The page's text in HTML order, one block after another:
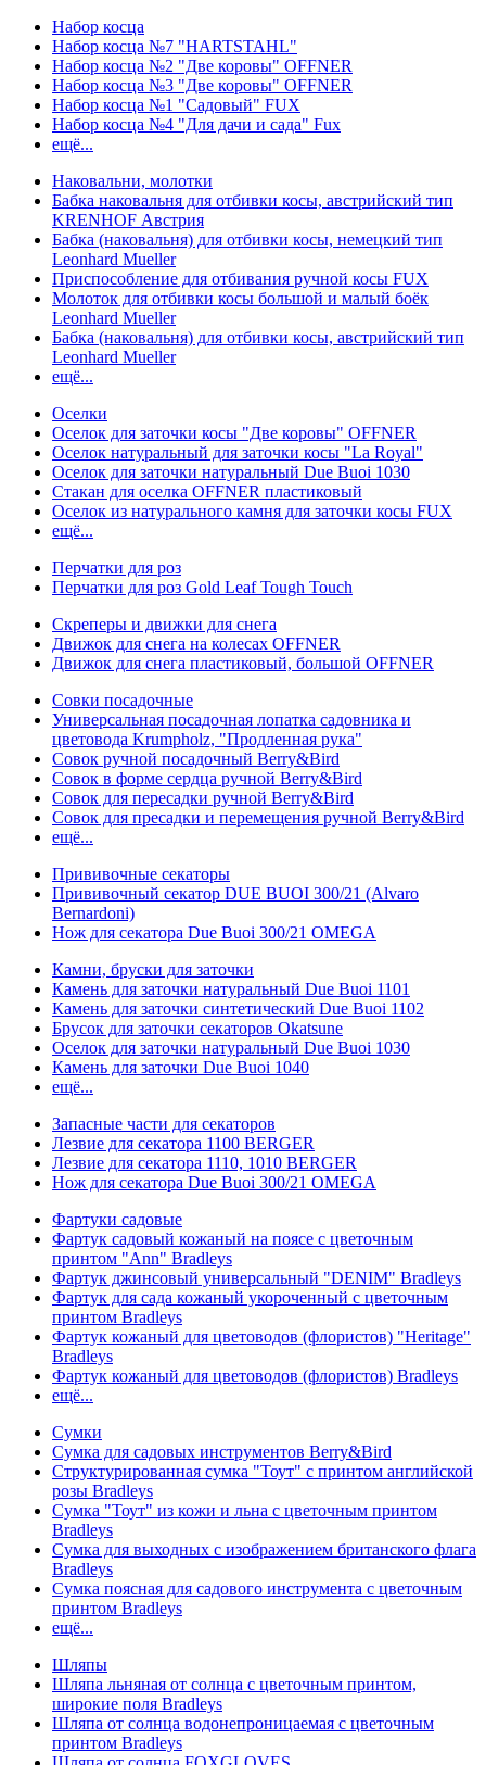
Набор косца
Набор косца №7 "HARTSTAHL"
Набор косца №2 "Две коровы" OFFNER
Набор косца №3 "Две коровы" OFFNER
Набор косца №1 "Садовый" FUX
Набор косца №4 "Для дачи и сада" Fux
ещё...
Наковальни, молотки
Бабка наковальня для отбивки косы, австрийский тип
KRENHOF Австрия
Бабка (наковальня) для отбивки косы, немецкий тип
Leonhard Mueller
Приспособление для отбивания ручной косы FUX
Молоток для отбивки косы большой и малый боёк
Leonhard Mueller
Бабка (наковальня) для отбивки косы, австрийский тип
Leonhard Mueller
ещё...
Оселки
Оселок для заточки косы "Две коровы" OFFNER
Оселок натуральный для заточки косы "La Royal"
Оселок для заточки натуральный Due Buoi 1030
Стакан для оселка OFFNER пластиковый
Оселок из натурального камня для заточки косы FUX
ещё...
Перчатки для роз
Перчатки для роз Gold Leaf Tough Touch
Скреперы и движки для снега
Движок для снега на колесах OFFNER
Движок для снега пластиковый, большой OFFNER
Совки посадочные
Универсальная посадочная лопатка садовника и
цветовода Krumpholz, "Продленная рука"
Совок ручной посадочный Berry&Bird
Совок в форме сердца ручной Berry&Bird
Совок для пересадки ручной Berry&Bird
Совок для пресадки и перемещения ручной Berry&Bird
ещё...
Прививочные секаторы
Прививочный секатор DUE BUOI 300/21 (Alvaro
Bernardoni)
Нож для секатора Due Buoi 300/21 OMEGA
Камни, бруски для заточки
Камень для заточки натуральный Due Buoi 1101
Камень для заточки синтетический Due Buoi 1102
Брусок для заточки секаторов Okatsune
Оселок для заточки натуральный Due Buoi 1030
Камень для заточки Due Buoi 1040
ещё...
Запасные части для секаторов
Лезвие для секатора 1100 BERGER
Лезвие для секатора 1110, 1010 BERGER
Нож для секатора Due Buoi 300/21 OMEGA
Фартуки садовые
Фартук садовый кожаный на поясе с цветочным
принтом "Ann" Bradleys
Фартук джинсовый универсальный "DENIM" Bradleys
Фартук для сада кожаный укороченный с цветочным
принтом Bradleys
Фартук кожаный для цветоводов (флористов) "Heritage"
Bradleys
Фартук кожаный для цветоводов (флористов) Bradleys
ещё...
Сумки
Сумка для садовых инструментов Berry&Bird
Структурированная сумка "Тоут" с принтом английской
розы Bradleys
Сумка "Тоут" из кожи и льна с цветочным принтом
Bradleys
Сумка для выходных с изображением британского флага
Bradleys
Сумка поясная для садового инструмента с цветочным
принтом Bradleys
ещё...
Шляпы
Шляпа льняная от солнца с цветочным принтом,
широкие поля Bradleys
Шляпа от солнца водонепроницаемая с цветочным
принтом Bradleys